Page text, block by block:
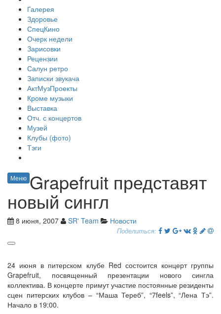
Галерея
Здоровье
СпецКино
Очерк недели
Зарисовки
Рецензии
Салун ретро
Записки звукача
АктМузПроекты
Кроме музыки
Выставка
Отч. с концертов
Музей
Клубы (фото)
Тэги
Меню Grapefruit представят
новый сингл
8 июня, 2007 SR' Team Новости
Поделиться:
24 июня в питерском клубе Red состоится концерт группы
Grapefruit, посвященный презентации нового сингла
коллектива. В концерте примут участие постоянные резиденты
сцен питерских клубов – “Маша Тереб”, “7feels”, “Лена Тэ”.
Начало в 19:00.